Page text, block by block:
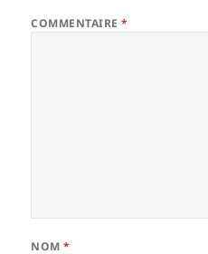
COMMENTAIRE*
NOM*